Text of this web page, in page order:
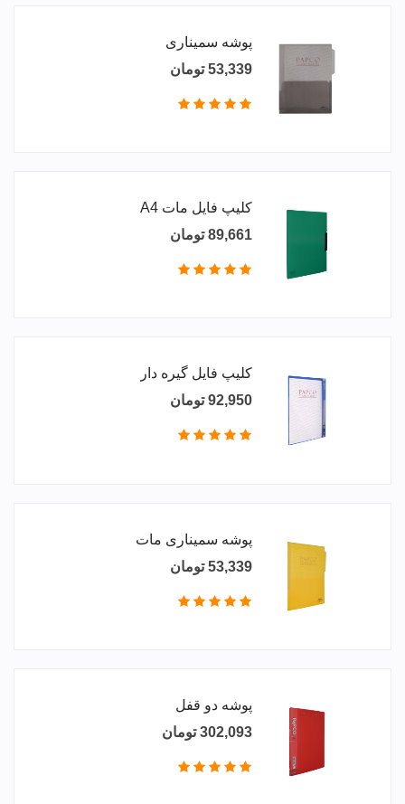
پوشه سمیناری
53,339 تومان
کلیپ فایل مات A4
89,661 تومان
کلیپ فایل گیره دار
92,950 تومان
پوشه سمیناری مات
53,339 تومان
پوشه دو قفل
302,093 تومان